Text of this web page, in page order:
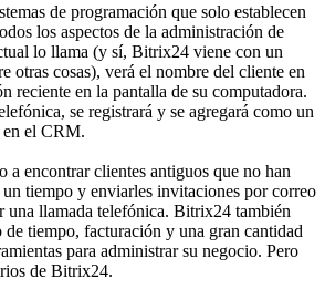
de programación que solo establecen
los aspectos de la administración de
lo llama (y sí, Bitrix24 viene con un
otras cosas), verá el nombre del cliente en
reciente en la pantalla de su computadora.
se registrará y se agregará como un
el CRM.
a encontrar clientes antiguos que no han
tiempo y enviarles invitaciones por correo
una llamada telefónica. Bitrix24 también
de tiempo, facturación y una gran cantidad
para administrar su negocio. Pero
de Bitrix24.